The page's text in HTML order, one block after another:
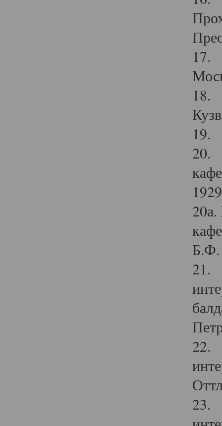
17.
18.
19.
20.
Б.Ф.
21.
22.
23.